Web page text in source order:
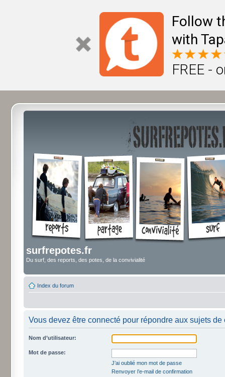
Follow
with
FREE -
surfrepotes.fr
Du surf, des reports, des potes, de la convivialité
Index du forum
Vous devez être connecté pour répondre aux sujets de
Nom d’utilisateur:
Mot de passe:
J’ai oublié mon mot de passe
Renvoyer l’e-mail de confirmation